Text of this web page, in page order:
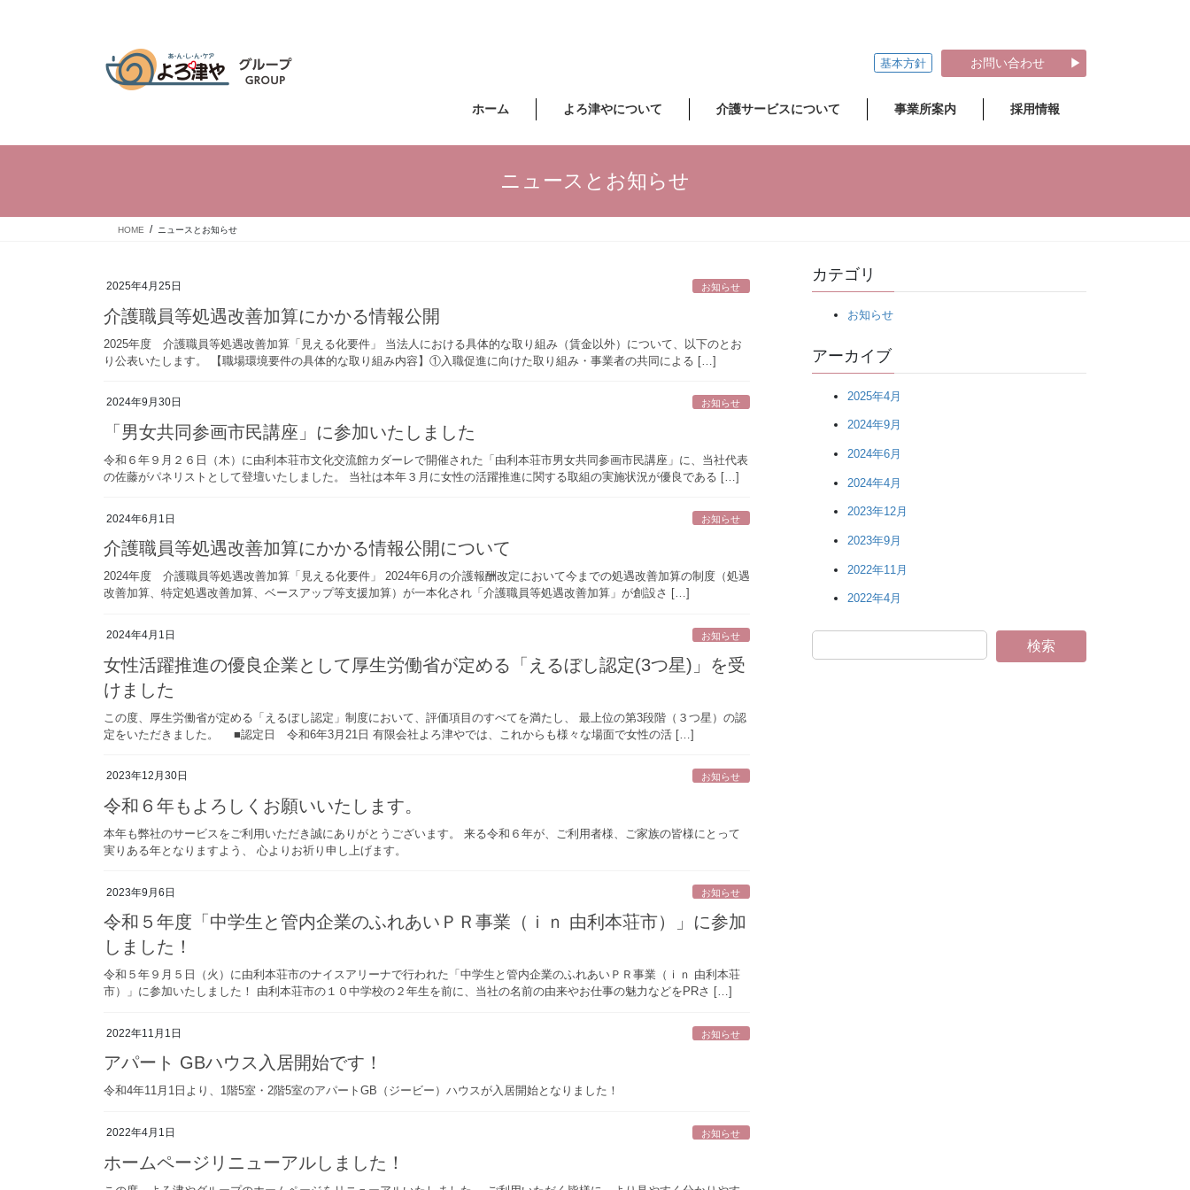
ッ
移
基本方針 お問い合わせ ▶
ホーム よろ津やについて 介護サービスについて 事業所案内 採用情報
ニュースとお知らせ
HOME ニュースとお知らせ
2025年4月25日 お知らせ
介護職員等処遇改善加算にかかる情報公開
2025年度 介護職員等処遇改善加算「見える化要件」 当法人における具体的な取り組み（賃金以外）について、以下のとお
り公表いたします。 【職場環境要件の具体的な取り組み内容】①入職促進に向けた取り組み・事業者の共同による […]
2024年9月30日 お知らせ
「男女共同参画市民講座」に参加いたしました
令和６年９月２６日（木）に由利本荘市文化交流館カダーレで開催された「由利本荘市男女共同参画市民講座」に、当社代表
の佐藤がパネリストとして登壇いたしました。 当社は本年３月に女性の活躍推進に関する取組の実施状況が優良である […]
2024年6月1日 お知らせ
介護職員等処遇改善加算にかかる情報公開について
2024年度 介護職員等処遇改善加算「見える化要件」 2024年6月の介護報酬改定において今までの処遇改善加算の制度（処遇
改善加算、特定処遇改善加算、ベースアップ等支援加算）が一本化され「介護職員等処遇改善加算」が創設さ […]
2024年4月1日 お知らせ
女性活躍推進の優良企業として厚生労働省が定める「えるぼし認定(3つ星)」を受
けました
この度、厚生労働省が定める「えるぼし認定」制度において、評価項目のすべてを満たし、 最上位の第3段階（３つ星）の認
定をいただきました。 ■認定日 令和6年3月21日 有限会社よろ津やでは、これからも様々な場面で女性の活 […]
2023年12月30日 お知らせ
令和６年もよろしくお願いいたします。
本年も弊社のサービスをご利用いただき誠にありがとうございます。 来る令和６年が、ご利用者様、ご家族の皆様にとって
実りある年となりますよう、 心よりお祈り申し上げます。
2023年9月6日 お知らせ
令和５年度「中学生と管内企業のふれあいＰＲ事業（ｉｎ 由利本荘市）」に参加
しました！
令和５年９月５日（火）に由利本荘市のナイスアリーナで行われた「中学生と管内企業のふれあいＰＲ事業（ｉｎ 由利本荘
市）」に参加いたしました！ 由利本荘市の１０中学校の２年生を前に、当社の名前の由来やお仕事の魅力などをPRさ […]
2022年11月1日 お知らせ
アパート GBハウス入居開始です！
令和4年11月1日より、1階5室・2階5室のアパートGB（ジービー）ハウスが入居開始となりました！
2022年4月1日 お知らせ
ホームページリニューアルしました！
カテゴリ
お知らせ
アーカイブ
2025年4月
2024年9月
2024年6月
2024年4月
2023年12月
2023年9月
2022年11月
2022年4月
検索